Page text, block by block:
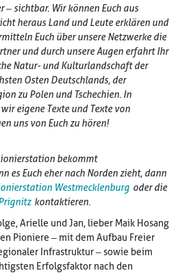
– sichtbar. Wir können Euch aus
heraus Land und Leute erklären und
Euch über unsere Netzwerke die
und durch unsere Augen erfahrt Ihr
Natur- und Kulturlandschaft der
Osten Deutschlands, der
zu Polen und Tschechien. In
eigene Texte und Texte von
uns von Euch zu hören!
bekommt
es Euch eher nach Norden zieht, dann
Westmecklenburg oder die
kontaktieren.
Arielle und Jan, lieber Maik Hosang
Pioniere – mit dem Aufbau Freier
Infrastruktur – sowie beim
Erfolgsfaktor nach den